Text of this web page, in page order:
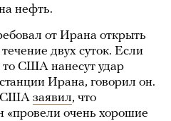
нефть.
от Ирана открыть
двух суток. Если
то США нанесут удар
Ирана, говорил он.
США заявил, что
«провели очень хорошие